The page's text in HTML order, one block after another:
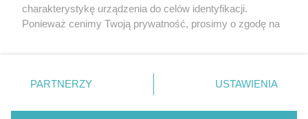
Aktualności
Tcz24
Historia miasta
Muzyka i kultura
Archiwum wydarzeń
Zdjęcia miasta
charakterystykę urządzenia do celów identyfikacji.
Ponieważ cenimy Twoją prywatność, prosimy o zgodę na
znajdujący się w lewym dolnym rogu strony
. Niektóre
PARTNERZY USTAWIENIA